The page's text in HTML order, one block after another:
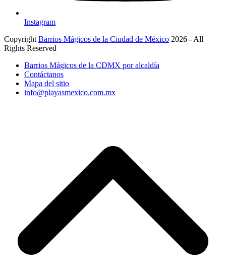
Instagram
Copyright Barrios Mágicos de la Ciudad de México 2026 - All
Rights Reserved
Barrios Mágicos de la CDMX por alcaldía
Contáctanos
Mapa del sitio
info@playasmexico.com.mx